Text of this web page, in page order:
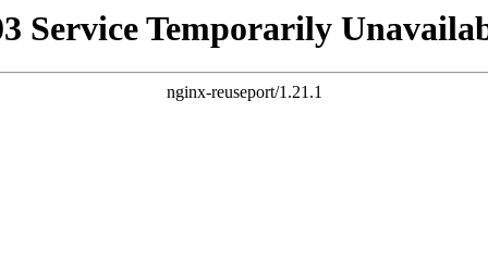
Service Temporarily
nginx-reuseport/1.21.1